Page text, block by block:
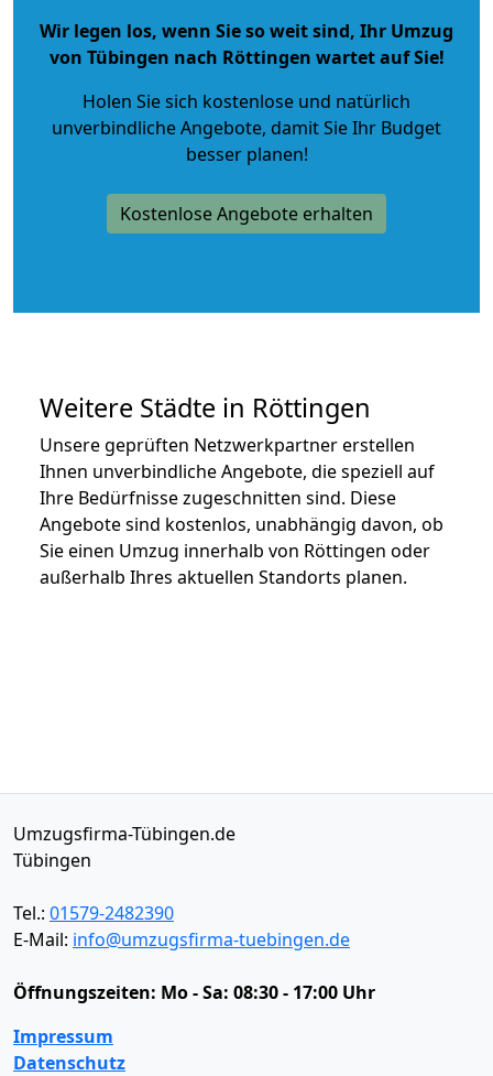
Wir legen los, wenn Sie so weit sind, Ihr Umzug
von Tübingen nach Röttingen wartet auf Sie!
Holen Sie sich kostenlose und natürlich
unverbindliche Angebote, damit Sie Ihr Budget
besser planen!
Kostenlose Angebote erhalten
Weitere Städte in Röttingen
Unsere geprüften Netzwerkpartner erstellen
Ihnen unverbindliche Angebote, die speziell auf
Ihre Bedürfnisse zugeschnitten sind. Diese
Angebote sind kostenlos, unabhängig davon, ob
Sie einen Umzug innerhalb von Röttingen oder
außerhalb Ihres aktuellen Standorts planen.
Umzugsfirma-Tübingen.de
Tübingen
Tel.: 01579-2482390
E-Mail: info@umzugsfirma-tuebingen.de
Öffnungszeiten: Mo - Sa: 08:30 - 17:00 Uhr
Impressum
Datenschutz